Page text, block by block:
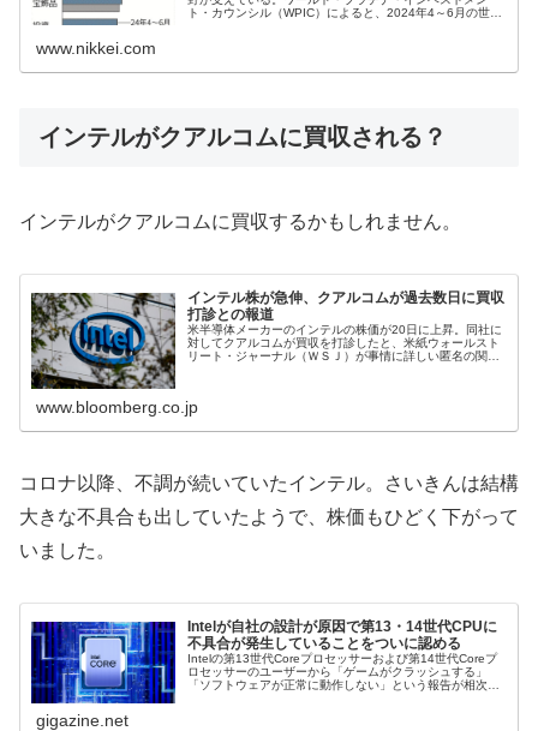
ト・カウンシル（WPIC）によると、2024年4～6月の世界
www.nikkei.com
インテルがクアルコムに買収される？
インテルがクアルコムに買収するかもしれません。
インテル株が急伸、クアルコムが過去数日に買収
打診との報道
米半導体メーカーのインテルの株価が20日に上昇。同社に
対してクアルコムが買収を打診したと、米紙ウォールスト
リート・ジャーナル（ＷＳＪ）が事情に詳しい匿名の関係
www.bloomberg.co.jp
コロナ以降、不調が続いていたインテル。さいきんは結構
大きな不具合も出していたようで、株価もひどく下がって
いました。
Intelが自社の設計が原因で第13・14世代CPUに
不具合が発生していることをついに認める
Intelの第13世代Coreプロセッサーおよび第14世代Coreプ
ロセッサーのユーザーから「ゲームがクラッシュする」
「ソフトウェアが正常に動作しない」という報告が相次い
gigazine.net